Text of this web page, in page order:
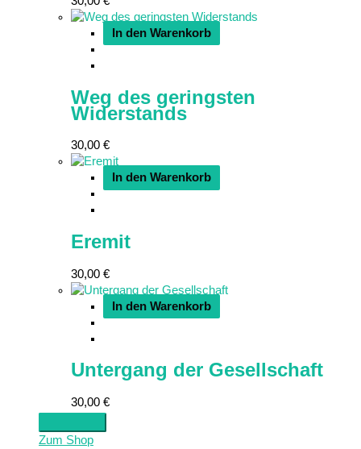
In den Warenkorb
Weg des geringsten
Widerstands
30,00 €
In den Warenkorb
Eremit
30,00 €
In den Warenkorb
Untergang der Gesellschaft
30,00 €
Zum Shop